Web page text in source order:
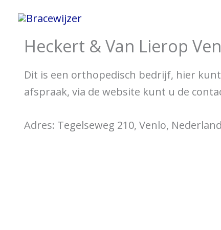
naar
Heckert & Van Lierop
Dit is een orthopedisch bedrijf, hier
afspraak, via de website kunt u de
Adres: Tegelseweg 210, Venlo, Nederland